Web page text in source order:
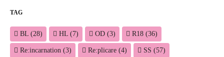
ー
シ
ョ
TAG
BL (28) HL (7) OD (3) R18 (36)
Re:incarnation (3) Re:plicare (4) SS (57)